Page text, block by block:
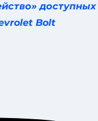
доступных
Bolt